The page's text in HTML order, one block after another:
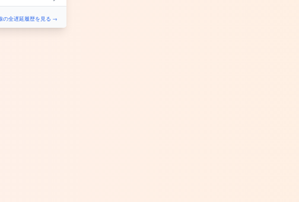
の全遅延履歴を見る →